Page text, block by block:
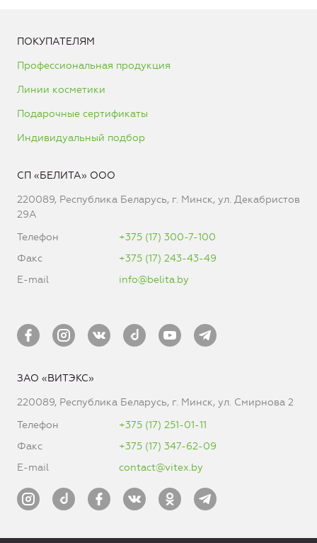
ПОКУПАТЕЛЯМ
Профессиональная продукция
Линии косметики
Подарочные сертификаты
Индивидуальный подбор
СП «БЕЛИТА» ООО
220089, Республика Беларусь, г. Минск, ул. Декабристов
29А
Телефон
+375 (17) 300-7-100
Факс
+375 (17) 243-43-49
E-mail
info@belita.by
ЗАО «ВИТЭКС»
220089, Республика Беларусь, г. Минск, ул. Смирнова 2
Телефон
+375 (17) 251-01-11
Факс
+375 (17) 347-62-09
E-mail
contact@vitex.by